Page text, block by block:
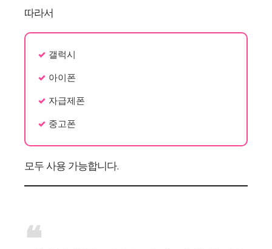
따라서
갤럭시
아이폰
자급제폰
중고폰
모두 사용 가능합니다.